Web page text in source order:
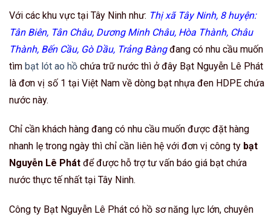
Với các khu vực tại Tây Ninh như: Thị xã Tây Ninh, 8 huyện:
Tân Biên, Tân Châu, Dương Minh Châu, Hòa Thành, Châu
Thành, Bến Cầu, Gò Dầu, Trảng Bàngđang có nhu cầu muốn
tìm bạt lót ao hồ chứa trữ nước thì ở đây Bạt Nguyễn Lê Phát
là đơn vị số 1 tại Việt Nam về dòng bạt nhựa đen HDPE chứa
nước này.
Chỉ cần khách hàng đang có nhu cầu muốn được đặt hàng
nhanh lẹ trong ngày thì chỉ cần liên hệ với đơn vị công ty bạt
Nguyễn Lê Phát để được hỗ trợ tư vấn báo giá bạt chứa
nước thực tế nhất tại Tây Ninh.
Công ty Bạt Nguyễn Lê Phát có hồ sơ năng lực lớn, chuyên